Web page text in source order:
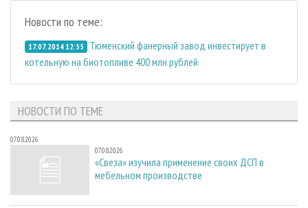
Новости по теме:
17.07.2014 12:55
Тюменский фанерный завод инвестирует в
котельную на биотопливе 400 млн рублей
НОВОСТИ ПО ТЕМЕ
07.08.2026
07.08.2026
«Свеза» изучила применение своих ДСП в
мебельном производстве